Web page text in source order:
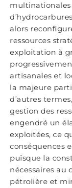
alors
ressources
exploitation à
artisanales et
la majeure
d’autres
gestion des
engendré un
exploitées, ce
conséquences
puisque la
nécessaires au
pétrolière et